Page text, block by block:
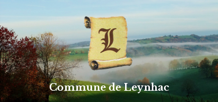
content
main
navigation
footer
Commune de Leynhac